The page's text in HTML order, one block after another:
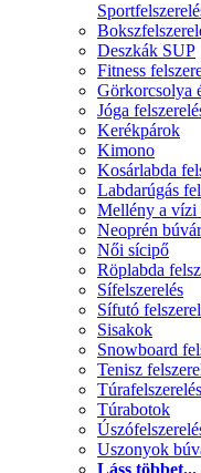
Deszkák SUP
Fitness
Görkorcsolya
Jóga
Kerékpárok
Kimono
Kosárlabda
Labdarúgás
Mellény a vízi
Neoprén
Női sícipő
Röplabda
Sífelszerelés
Sífutó
Sisakok
Snowboard
Tenisz
Túrafelszerelés
Túrabotok
Uszonyok
Láss többet...